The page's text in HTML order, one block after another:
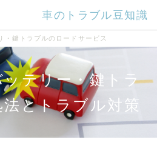
車のトラブル豆知識
・鍵トラブルのロードサービス
ッテリー・鍵トラ
とトラブル対策
ー